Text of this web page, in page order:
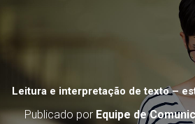
Leitura e interpretação de texto –
Publicado por Equipe de